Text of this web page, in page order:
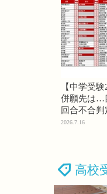
【中学受
併願先は…
回合不合
2026.7.16
高校